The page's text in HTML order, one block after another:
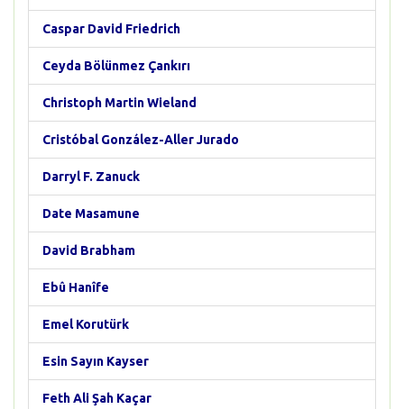
Caspar David Friedrich
Ceyda Bölünmez Çankırı
Christoph Martin Wieland
Cristóbal González-Aller Jurado
Darryl F. Zanuck
Date Masamune
David Brabham
Ebû Hanîfe
Emel Korutürk
Esin Sayın Kayser
Feth Ali Şah Kaçar